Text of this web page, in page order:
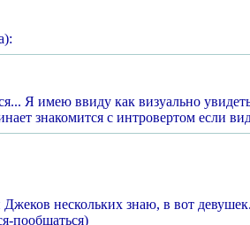
Я имею ввиду как визуально
знакомится с интровертом если
нескольких знаю, в вот
пообщаться)